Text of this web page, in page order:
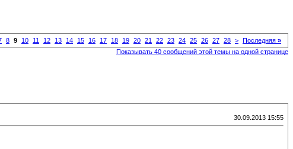
8 9 10 11 12 13 14 15 16 17 18 19 20 21 22 23 24 25 26 27 28 > Последняя »
Показывать 40 сообщений этой темы на одной странице
30.09.2013 15:55